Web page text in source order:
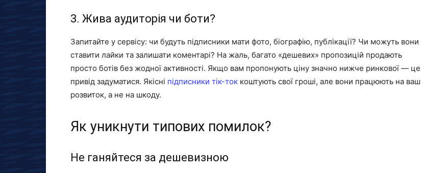
3. Жива аудиторія чи боти?
Запитайте у сервісу: чи будуть підписники мати фото, біографію, публікації? Чи можуть вони
ставити лайки та залишати коментарі? На жаль, багато «дешевих» пропозицій продають
просто ботів без жодної активності. Якщо вам пропонують ціну значно нижче ринкової — це
привід задуматися. Якісні підписники тік-ток коштують свої гроші, але вони працюють на ваш
розвиток, а не на шкоду.
Як уникнути типових помилок?
Не ганяйтеся за дешевизною